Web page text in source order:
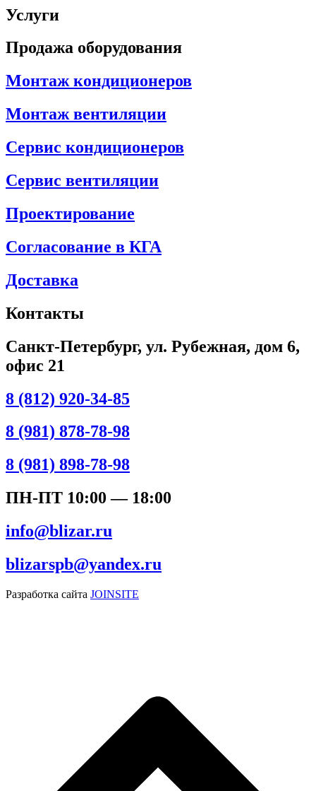
Услуги
Продажа оборудования
Монтаж кондиционеров
Монтаж вентиляции
Сервис кондиционеров
Сервис вентиляции
Проектирование
Согласование в КГА
Доставка
Контакты
Санкт-Петербург, ул. Рубежная, дом 6,
офис 21
8 (812) 920-34-85
8 (981) 878-78-98
8 (981) 898-78-98
ПН-ПТ 10:00 — 18:00
info@blizar.ru
blizarspb@yandex.ru
Разработка сайта JOINSITE